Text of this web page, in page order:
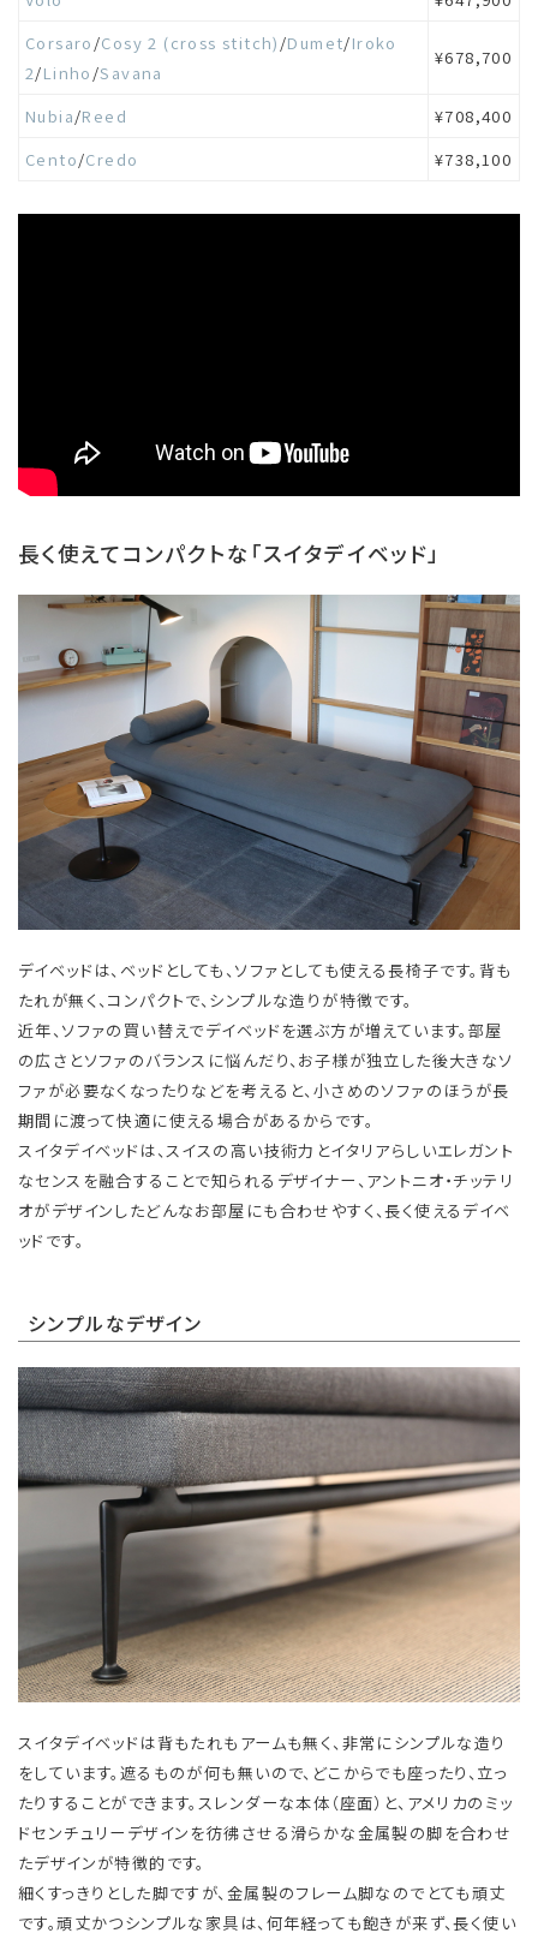
Corsaro /Cosy 2 (cross stitch) /Dumet/Iroko
2/Linho /Savana
¥678,700
Nubia/Reed
¥708,400
Cento/Credo ¥738,100
長く使えてコンパクトな「スイタデイベッド」
デイベッドは、ベッドとしても、ソファとしても使える長椅子です。背も
たれが無く、コンパクトで、シンプルな造りが特徴です。
近年、ソファの買い替えでデイベッドを選ぶ方が増えています。部屋
の広さとソファのバランスに悩んだり、お子様が独立した後大きなソ
ファが必要なくなったりなどを考えると、小さめのソファのほうが長
期間に渡って快適に使える場合があるからです。
スイタデイベッドは、スイスの高い技術力とイタリアらしいエレガント
なセンスを融合することで知られるデザイナー、アントニオ・チッテリ
オがデザインしたどんなお部屋にも合わせやすく、長く使えるデイベ
ッドです。
シンプルなデザイン
スイタデイベッドは背もたれもアームも無く、非常にシンプルな造り
をしています。遮るものが何も無いので、どこからでも座ったり、立っ
たりすることができます。スレンダーな本体（座面）と、アメリカのミッ
ドセンチュリーデザインを彷彿させる滑らかな金属製の脚を合わせ
たデザインが特徴的です。
細くすっきりとした脚ですが、金属製のフレーム脚なのでとても頑丈
です。頑丈かつシンプルな家具は、何年経っても飽きが来ず、長く使い